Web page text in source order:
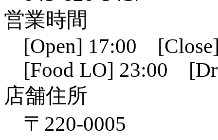
営業時間
[Open] 17:00
[Food LO] 23:00
店舗住所
〒220-0005